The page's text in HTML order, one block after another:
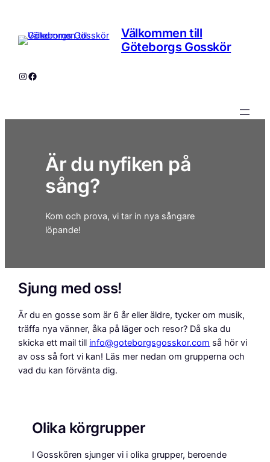
innehåll
Välkommen till
Göteborgs Gosskör
Instagram
Facebook
Är du nyfiken på
sång?
Kom och prova, vi tar in nya sångare
löpande!
Sjung med oss!
Är du en gosse som är 6 år eller äldre, tycker om musik,
träffa nya vänner, åka på läger och resor? Då ska du
skicka ett mail till info@goteborgsgosskor.com så hör vi
av oss så fort vi kan! Läs mer nedan om grupperna och
vad du kan förvänta dig.
Olika körgrupper
I Gosskören sjunger vi i olika grupper, beroende